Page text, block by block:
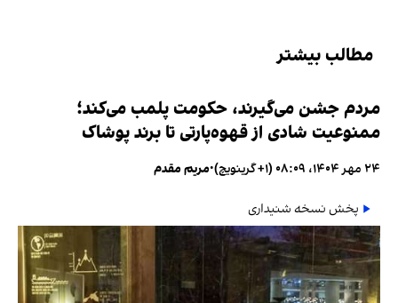
مطالب بیشتر
مردم جشن می‌گیرند، حکومت پلمب می‌کند؛
ممنوعیت شادی از قهوه‌پارتی تا برند پوشاک
۲۴ مهر ۱۴۰۴، ۰۸:۰۹ (‎+۱ گرینویچ) •مریم مقدم
پخش نسخه شنیداری